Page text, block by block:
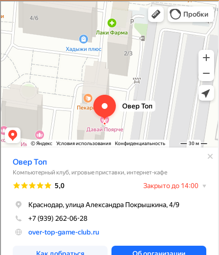
Овер Топ
Компьютерный клуб в Краснодаре
Развлекательный центр в Краснодаре